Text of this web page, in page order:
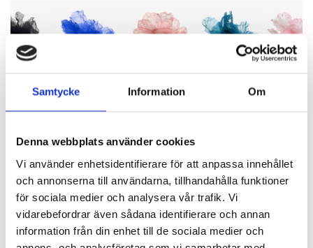
Samtycke Information Om
Denna webbplats använder cookies
Vi använder enhetsidentifierare för att anpassa innehållet
och annonserna till användarna, tillhandahålla funktioner
för sociala medier och analysera vår trafik. Vi
vidarebefordrar även sådana identifierare och annan
information från din enhet till de sociala medier och
BLOMMOR